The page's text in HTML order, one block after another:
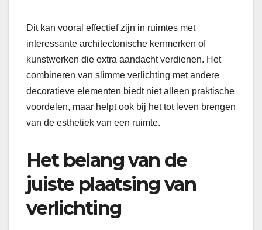
Dit kan vooral effectief zijn in ruimtes met
interessante architectonische kenmerken of
kunstwerken die extra aandacht verdienen. Het
combineren van slimme verlichting met andere
decoratieve elementen biedt niet alleen praktische
voordelen, maar helpt ook bij het tot leven brengen
van de esthetiek van een ruimte.
Het belang van de
juiste plaatsing van
verlichting